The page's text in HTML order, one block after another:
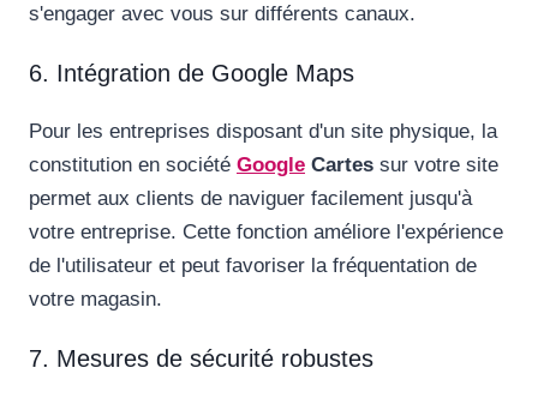
s'engager avec vous sur différents canaux.
6. Intégration de Google Maps
Pour les entreprises disposant d'un site physique, la
constitution en société Google Cartes sur votre site
permet aux clients de naviguer facilement jusqu'à
votre entreprise. Cette fonction améliore l'expérience
de l'utilisateur et peut favoriser la fréquentation de
votre magasin.
7. Mesures de sécurité robustes